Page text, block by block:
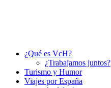
¿Qué es VcH?
¿Trabajamos juntos?
Turismo y Humor
Viajes por España